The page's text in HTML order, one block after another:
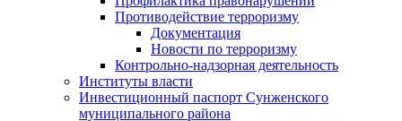
Противодействие терроризму
Документация
Новости по терроризму
Контрольно-надзорная деятельность
Институты власти
Инвестиционный паспорт Сунженского
муниципального района